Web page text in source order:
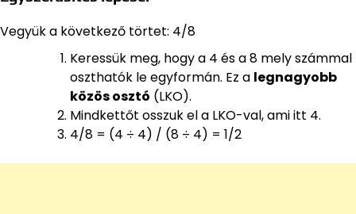
Vegyük a következő törtet: 4/8
Keressük meg, hogy a 4 és a 8 mely számmal
oszthatók le egyformán. Ez a legnagyobb
közös osztó (LKO).
Mindkettőt osszuk el a LKO-val, ami itt 4.
4/8 = (4 ÷ 4) / (8 ÷ 4) = 1/2